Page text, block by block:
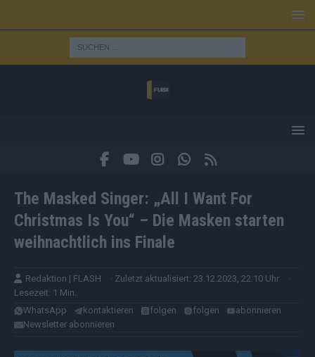
The Masked Singer: „All I Want For
Christmas Is You“ – Die Masken starten
weihnachtlich ins Finale
Redaktion | FLASH · Zuletzt aktualisiert: 23.12.2023, 22:10 Uhr
·
Lesezeit: 1 Min.
WhatsApp
kontaktieren folgen folgen
abonnieren
Newsletter abonnieren